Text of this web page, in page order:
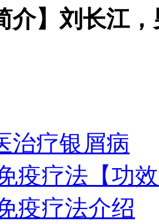
介】刘长江
治疗银屑病
疫疗法【功
疫疗法介绍